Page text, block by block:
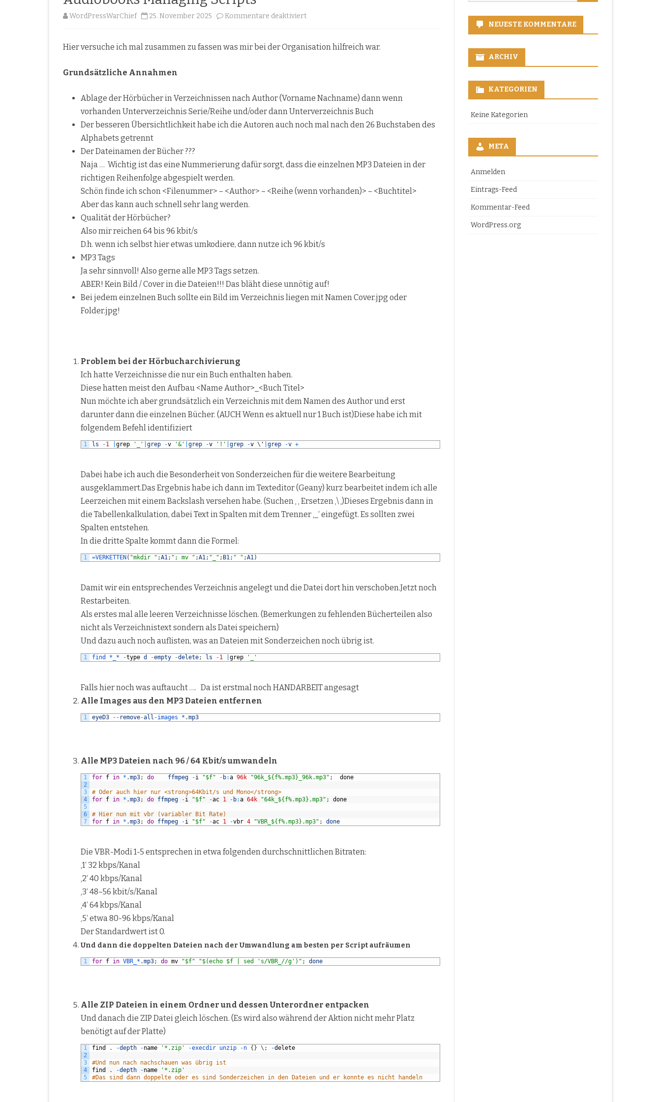
WordPressWarChief 25. November 2025 Kommentare deaktiviert
Managing
Hier versuche ich mal zusammen zu fassen was mir bei der Organisation hilfreich war.
Grundsätzliche Annahmen
Ablage der Hörbücher in Verzeichnissen nach Author (Vorname Nachname) dann wenn
vorhanden Unterverzeichnis Serie/Reihe und/oder dann Unterverzeichnis Buch
Der besseren Übersichtlichkeit habe ich die Autoren auch noch mal nach den 26 Buchstaben des
Alphabets getrennt
Der Dateinamen der Bücher ???
Naja … Wichtig ist das eine Nummerierung dafür sorgt, dass die einzelnen MP3 Dateien in der
richtigen Reihenfolge abgespielt werden.
Schön finde ich schon <Filenummer> – <Author> – <Reihe (wenn vorhanden)> – <Buchtitel>
Aber das kann auch schnell sehr lang werden.
Qualität der Hörbücher?
Also mir reichen 64 bis 96 kbit/s
D.h. wenn ich selbst hier etwas umkodiere, dann nutze ich 96 kbit/s
MP3 Tags
Ja sehr sinnvoll! Also gerne alle MP3 Tags setzen.
ABER! Kein Bild / Cover in die Dateien!!! Das bläht diese unnötig auf!
Bei jedem einzelnen Buch sollte ein Bild im Verzeichnis liegen mit Namen Cover.jpg oder
Folder.jpg!
Problem bei der Hörbucharchivierung
Ich hatte Verzeichnisse die nur ein Buch enthalten haben.
Diese hatten meist den Aufbau <Name Author>_<Buch Titel>
Nun möchte ich aber grundsätzlich ein Verzeichnis mit dem Namen des Author und erst
darunter dann die einzelnen Bücher. (AUCH Wenn es aktuell nur 1 Buch ist)Diese habe ich mit
folgendem Befehl identifiziert
1 ls -1 grep '_' grep -v '&' grep -v '!' grep -v \ ' grep -v +
Dabei habe ich auch die Besonderheit von Sonderzeichen für die weitere Bearbeitung
ausgeklammert.Das Ergebnis habe ich dann im Texteditor (Geany) kurz bearbeitet indem ich alle
Leerzeichen mit einem Backslash versehen habe. (Suchen ‚ ‚ Ersetzen ‚\ ‚)Dieses Ergebnis dann in
die Tabellenkalkulation, dabei Text in Spalten mit dem Trenner ‚_‘ eingefügt. Es sollten zwei
Spalten entstehen.
In die dritte Spalte kommt dann die Formel:
1 =VERKETTEN ( "mkdir " ;A1; "; mv " ;A1; "_" ; B1; " " ;A1)
Damit wir ein entsprechendes Verzeichnis angelegt und die Datei dort hin verschoben.Jetzt noch
Restarbeiten.
Als erstes mal alle leeren Verzeichnisse löschen. (Bemerkungen zu fehlenden Bücherteilen also
nicht als Verzeichnistext sondern als Datei speichern)
Und dazu auch noch auflisten, was an Dateien mit Sonderzeichen noch übrig ist.
1 find * _* -type d -empty -delete; ls -1 grep '_'
Falls hier noch was auftaucht …. Da ist erstmal noch HANDARBEIT angesagt
Alle Images aus den MP3 Dateien entfernen
1 eyeD3 -- remove-all -images * .mp3
Alle MP3 Dateien nach 96 / 64 Kbit/s umwandeln
1
2
3
4
5
6
7
for f in * .mp3; do ffmpeg -i "$f" - b:a 96k "96k_${f%.mp3}_96k.mp3" ; done
# Oder auch hier nur <strong>64Kbit/s und Mono</strong>
for f in * .mp3; do ffmpeg -i "$f" -ac 1 - b:a 64k "64k_${f%.mp3}.mp3" ; done
# Hier nun mit vbr (variabler Bit Rate)
for f in * .mp3; do ffmpeg -i "$f" -ac 1 -vbr 4 "VBR_${f%.mp3}.mp3" ; done
Die VBR-Modi 1-5 entsprechen in etwa folgenden durchschnittlichen Bitraten:
‚1‘ 32 kbps/Kanal
‚2‘ 40 kbps/Kanal
‚3‘ 48–56 kbit/s/Kanal
‚4‘ 64 kbps/Kanal
‚5‘ etwa 80-96 kbps/Kanal
Der Standardwert ist 0.
Und dann die doppelten Dateien nach der Umwandlung am besten per Script aufräumen
1 for f in VBR_* .mp3; do mv "$f" "$(echo $f | sed 's/VBR_//g')" ; done
Alle ZIP Dateien in einem Ordner und dessen Unterordner entpacken
Und danach die ZIP Datei gleich löschen. (Es wird also während der Aktion nicht mehr Platz
benötigt auf der Platte)
1
2
3
4
5
find . -depth -name '*.zip' -execdir unzip -n { } \ ; -delete
#Und nun nach nachschauen was übrig ist
find
. -depth -name
'*.zip'
#Das sind dann doppelte oder es sind Sonderzeichen in den Dateien und er konnte es nicht handeln
for:
NEUESTE KOMMENTARE
ARCHIV
KATEGORIEN
Keine Kategorien
META
Anmelden
Eintrags-Feed
Kommentar-Feed
WordPress.org